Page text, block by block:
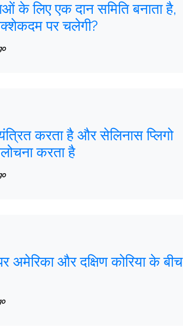
के लिए एक दान समिति बनाता है,
पर चलेगी?
करता है और सेलिनास प्लिगो
करता है
अमेरिका और दक्षिण कोरिया के बीच